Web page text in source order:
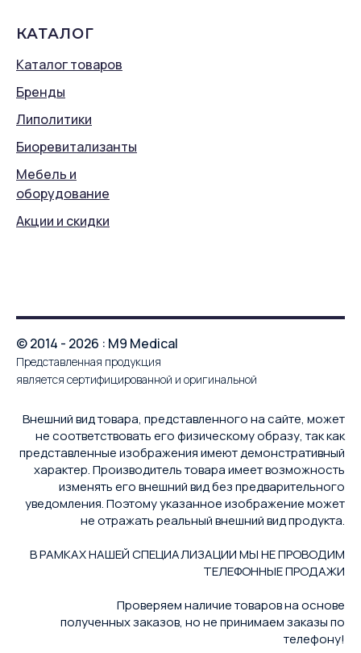
КАТАЛОГ
Каталог товаров
Бренды
Липолитики
Биоревитализанты
Мебель и
оборудование
Акции и скидки
© 2014 - 2026 : M9 Medical
Представленная продукция
является сертифицированной и оригинальной
Внешний вид товара, представленного на сайте, может
не соответствовать его физическому образу, так как
представленные изображения имеют демонстративный
характер. Производитель товара имеет возможность
изменять его внешний вид без предварительного
уведомления. Поэтому указанное изображение может
не отражать реальный внешний вид продукта.
В РАМКАХ НАШЕЙ СПЕЦИАЛИЗАЦИИ МЫ НЕ ПРОВОДИМ
ТЕЛЕФОННЫЕ ПРОДАЖИ
Проверяем наличие товаров на основе
полученных заказов, но не принимаем заказы по
телефону!